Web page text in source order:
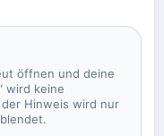
öffnen und deine
wird keine
Hinweis wird nur